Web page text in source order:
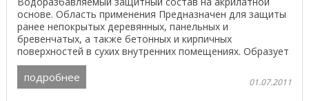
основе. Область применения Предназначен для защиты
ранее непокрытых деревянных, панельных и
бревенчатых, а также бетонных и кирпичных
поверхностей в сухих внутренних помещениях. Образует
водо- и ...
подробнее 01.07.2011